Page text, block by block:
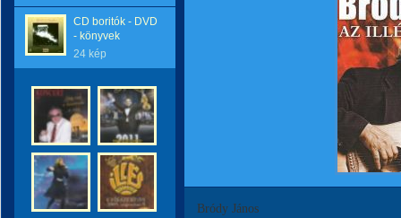
CD boritók - DVD
- könyvek
24 kép
Bródy János